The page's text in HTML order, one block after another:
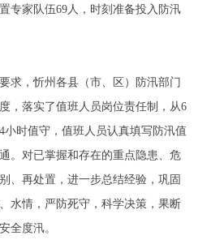
专家队伍69人，时刻准备投入防汛
，忻州各县（市、区）防汛部门
，落实了值班人员岗位责任制，从6
小时值守，值班人员认真填写防汛值
。对已掌握和存在的重点隐患、危
、再处置，进一步总结经验，巩固
水情，严防死守，科学决策，果断
全度汛。